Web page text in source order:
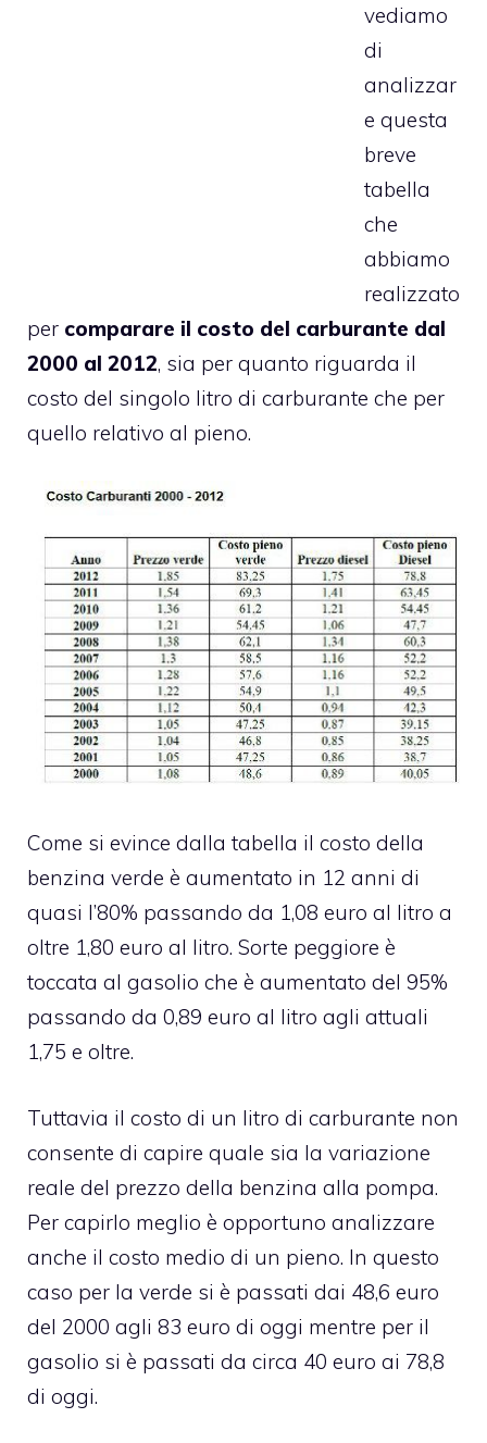
vediamo
di
analizzar
e questa
breve
tabella
che
abbiamo
realizzato
per comparare il costo del carburante dal
2000 al 2012, sia per quanto riguarda il
costo del singolo litro di carburante che per
quello relativo al pieno.
Come si evince dalla tabella il costo della
benzina verde è aumentato in 12 anni di
quasi l’80% passando da 1,08 euro al litro a
oltre 1,80 euro al litro. Sorte peggiore è
toccata al gasolio che è aumentato del 95%
passando da 0,89 euro al litro agli attuali
1,75 e oltre.
Tuttavia il costo di un litro di carburante non
consente di capire quale sia la variazione
reale del prezzo della benzina alla pompa.
Per capirlo meglio è opportuno analizzare
anche il costo medio di un pieno. In questo
caso per la verde si è passati dai 48,6 euro
del 2000 agli 83 euro di oggi mentre per il
gasolio si è passati da circa 40 euro ai 78,8
di oggi.